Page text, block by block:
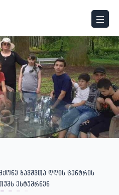
ბავშვთა დღის ცენტრის
ესტუმრნენ